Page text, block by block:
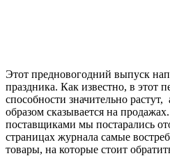
Этот предновогодний выпуск
праздника. Как известно, в этот
способности значительно
образом сказывается на
поставщиками мы постарались
страницах журнала самые
товары, на которые стоит